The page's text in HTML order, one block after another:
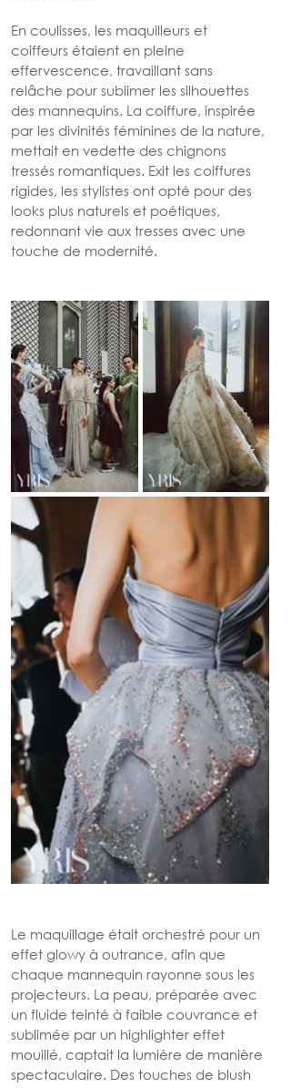
En coulisses, les maquilleurs et
coiffeurs étaient en pleine
effervescence, travaillant sans
relâche pour sublimer les silhouettes
des mannequins. La coiffure, inspirée
par les divinités féminines de la nature,
mettait en vedette des chignons
tressés romantiques. Exit les coiffures
rigides, les stylistes ont opté pour des
looks plus naturels et poétiques,
redonnant vie aux tresses avec une
touche de modernité.
Le maquillage était orchestré pour un
effet glowy à outrance, afin que
chaque mannequin rayonne sous les
projecteurs. La peau, préparée avec
un fluide teinté à faible couvrance et
sublimée par un highlighter effet
mouillé, captait la lumière de manière
spectaculaire. Des touches de blush